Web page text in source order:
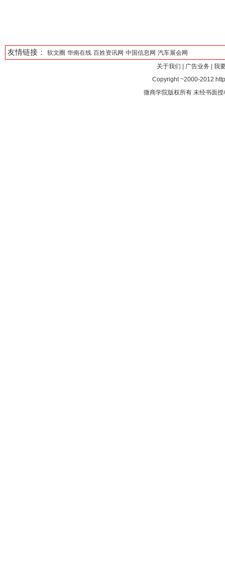
友情链接： 软文圈 华南在线 百姓资讯网 中国信息网 汽车展会网
关于我们
广告业务
我
Copyright ~2000-2012
微商学院版权所有 未经书面